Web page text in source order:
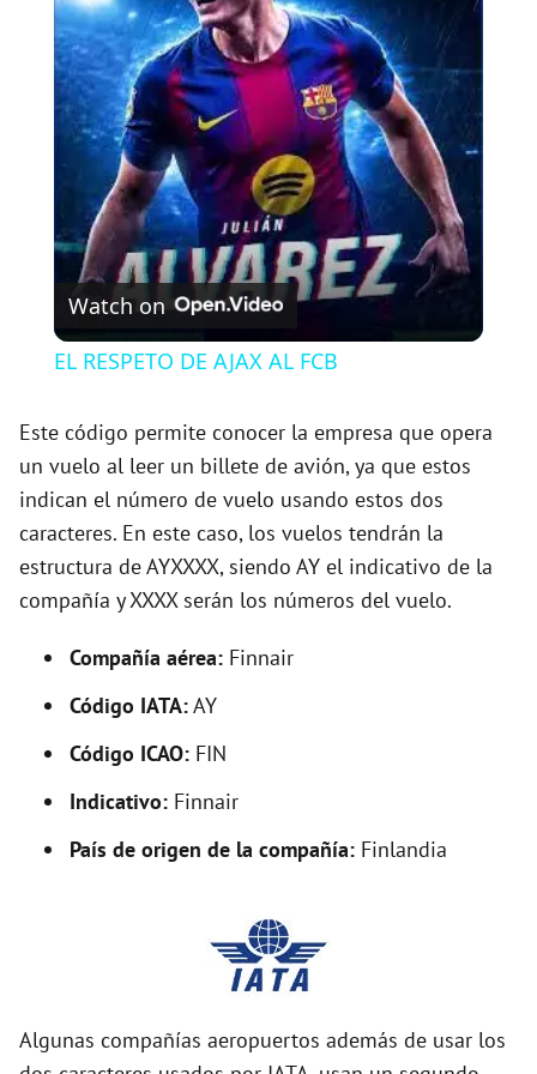
l
a
y
V
i
d
e
o
Watch on
EL RESPETO DE AJAX AL FCB
Este código permite conocer la empresa que opera
un vuelo al leer un billete de avión, ya que estos
indican el número de vuelo usando estos dos
caracteres. En este caso, los vuelos tendrán la
estructura de AYXXXX, siendo AY el indicativo de la
compañía y XXXX serán los números del vuelo.
Compañía aérea: Finnair
Código IATA:AY
Código ICAO: FIN
Indicativo: Finnair
País de origen de la compañía: Finlandia
Algunas compañías aeropuertos además de usar los